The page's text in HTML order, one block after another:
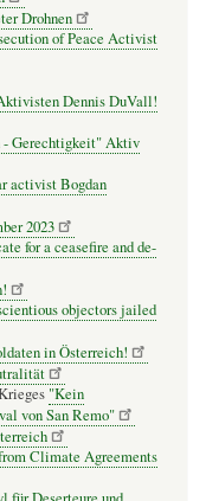
Drohnen
of Peace Activist
Dennis DuVall!
Gerechtigkeit" Aktiv
activist Bogdan
2023
for a ceasefire and de-
objectors jailed
in Österreich!
"Kein
von San Remo"
Climate Agreements